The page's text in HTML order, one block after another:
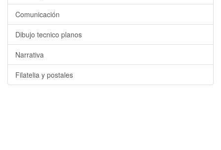
Comunicación
Dibujo tecnico planos
Narrativa
Filatelia y postales